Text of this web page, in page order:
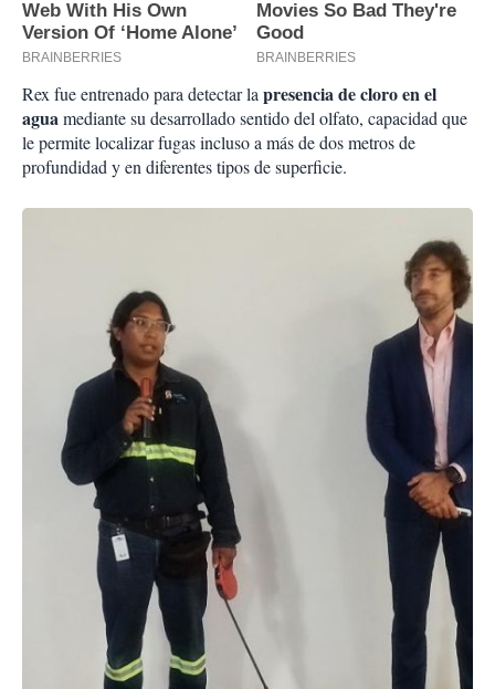
Rex fue entrenado para detectar lapresencia de cloro en el
aguamediante su desarrollado sentido del olfato, capacidad que
le permite localizar fugas incluso a más de dos metros de
profundidad y en diferentes tipos de superficie.